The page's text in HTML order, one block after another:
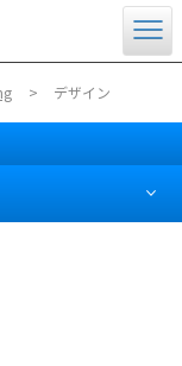
デザイン